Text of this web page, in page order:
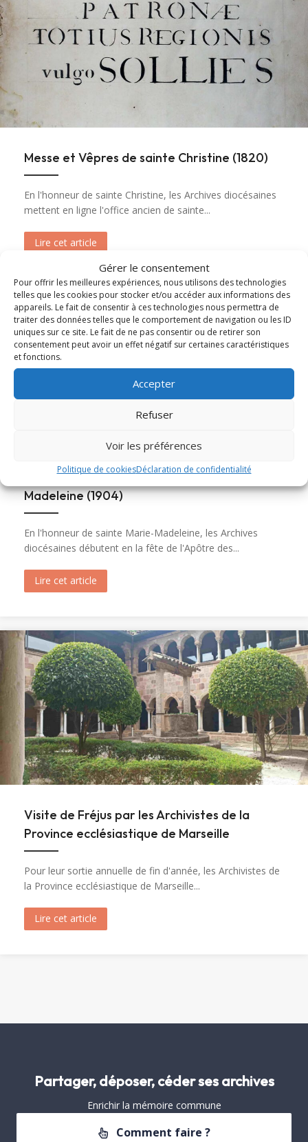
Gérer le consentement
Pour offrir les meilleures expériences, nous utilisons des technologies
telles que les cookies pour stocker et/ou accéder aux informations des
appareils. Le fait de consentir à ces technologies nous permettra de
traiter des données telles que le comportement de navigation ou les ID
uniques sur ce site. Le fait de ne pas consentir ou de retirer son
consentement peut avoir un effet négatif sur certaines caractéristiques
et fonctions.
Accepter
Refuser
Voir les préférences
Politique de cookiesDéclaration de confidentialité
Messe et Vêpres de sainte Christine (1820)
En l'honneur de sainte Christine, les Archives diocésaines
mettent en ligne l'office ancien de sainte...
Lire cet article
Ouverture du tombeau de sainte Marie-
Madeleine (1904)
En l'honneur de sainte Marie-Madeleine, les Archives
diocésaines débutent en la fête de l'Apôtre des...
Lire cet article
Visite de Fréjus par les Archivistes de la
Province ecclésiastique de Marseille
Pour leur sortie annuelle de fin d'année, les Archivistes de
la Province ecclésiastique de Marseille...
Lire cet article
Partager, déposer, céder ses archives
Enrichir la mémoire commune
Comment faire ?